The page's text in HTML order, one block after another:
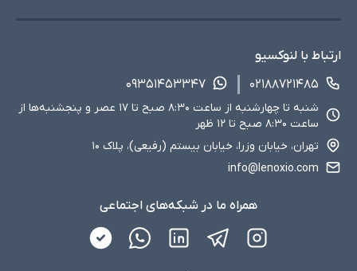
ارتباط با لنوکسیو
۰۲۱۸۸۷۲۱۴۸۵
۰۹۳۵۱۴۵۳۳۴۷
شنبه تا چهارشنبه از ساعت ۸:۳۰ صبح تا ۱۷ عصر و پنجشنبه‌ها از
ساعت ۸:۳۰ صبح تا ۱۲ ظهر
تهران، خیابان وزرا، خیابان بیستم (رفیعی)، پلاک ۱۰
info@lenoxio.com
همراه ما در شبکه‌های اجتماعی